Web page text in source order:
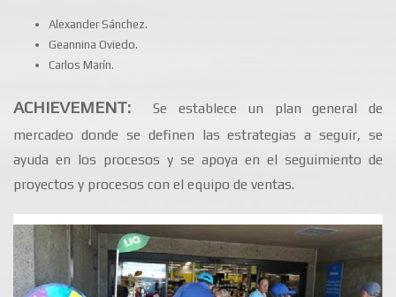
Alexander Sánchez.
Geannina Oviedo.
Carlos Marín.
ACHIEVEMENT:
Se establece un plan general de
mercadeo donde se definen las estrategias a seguir, se
ayuda en los procesos y se apoya en el seguimiento de
proyectos y procesos con el equipo de ventas.